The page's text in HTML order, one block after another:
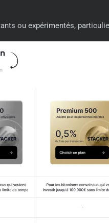
ou expérimentés,